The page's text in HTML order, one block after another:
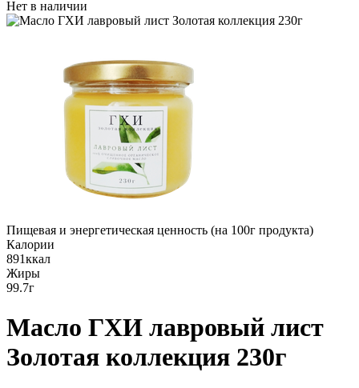
Нет в наличии
Пищевая и энергетическая ценность (на 100г продукта)
Калории
891ккал
Жиры
99.7г
Масло ГХИ лавровый лист
Золотая коллекция 230г